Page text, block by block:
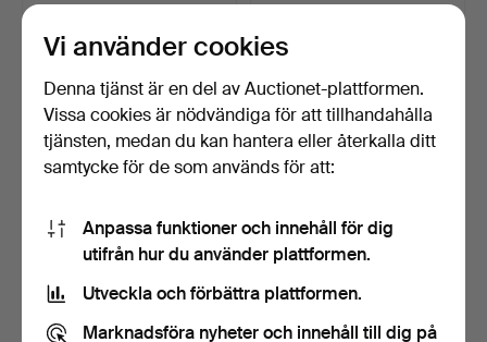
108 USD 41 USD
HEALEY, SIGNERAD. (1…
CHARLES DICKENS 1:A
Vi använder cookies
Denna tjänst är en del av Auctionet-plattformen.
Vissa cookies är nödvändiga för att tillhandahålla
tjänsten, medan du kan hantera eller återkalla ditt
samtycke för de som används för att:
Anpassa funktioner och innehåll för dig
utifrån hur du använder plattformen.
Utveckla och förbättra plattformen.
Marknadsföra nyheter och innehåll till dig på